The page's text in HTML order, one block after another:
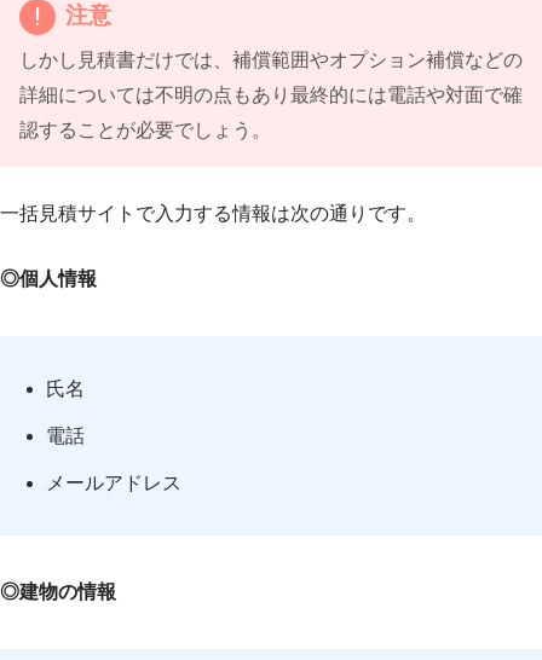
注意
しかし見積書だけでは、補償範囲やオプション補償などの
詳細については不明の点もあり最終的には電話や対面で確
認することが必要でしょう。
一括見積サイトで入力する情報は次の通りです。
◎個人情報
氏名
電話
メールアドレス
◎建物の情報